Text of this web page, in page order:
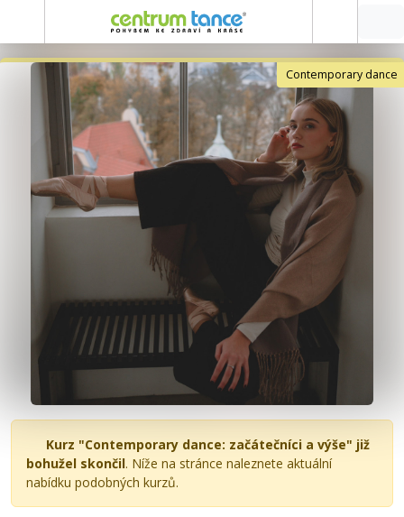
Contemporary dance
Kurz "Contemporary dance: začátečníci a výše" již
bohužel skončil. Níže na stránce naleznete aktuální
nabídku podobných kurzů.